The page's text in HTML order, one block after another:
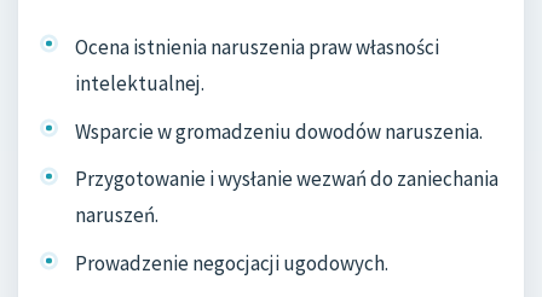
Ocena istnienia naruszenia praw własności
intelektualnej.
Wsparcie w gromadzeniu dowodów naruszenia.
Przygotowanie i wysłanie wezwań do zaniechania
naruszeń.
Prowadzenie negocjacji ugodowych.